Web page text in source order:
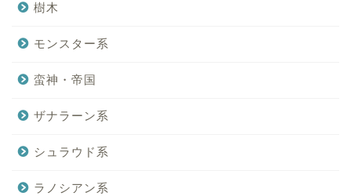
樹木
モンスター系
蛮神・帝国
ザナラーン系
シュラウド系
ラノシアン系